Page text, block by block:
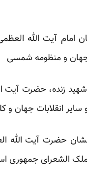
آیت الله
جهان و منظومه شمسی
زنده، حضرت آیت
سایر انقلابات جهان
حضرت آیت الله
الشعرای جمهوری